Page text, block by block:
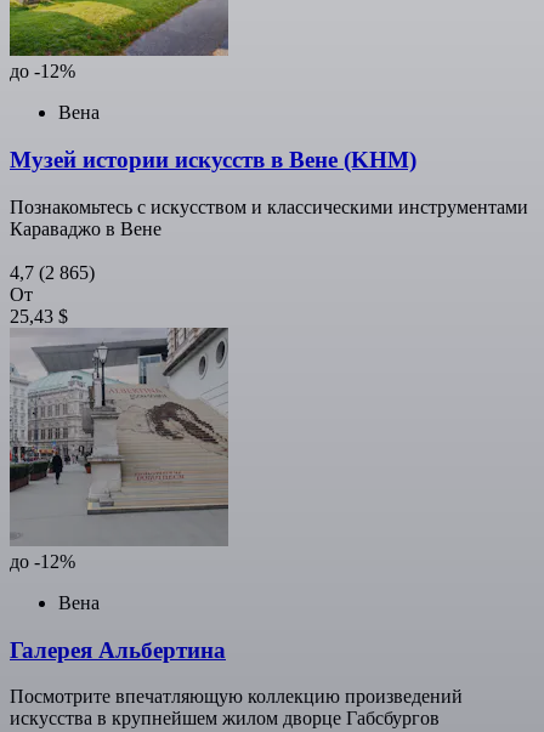
до -12%
Вена
Музей истории искусств в Вене (KHM)
Познакомьтесь с искусством и классическими инструментами
Караваджо в Вене
4,7 (2 865)
От
25,43 $
до -12%
Вена
Галерея Альбертина
Посмотрите впечатляющую коллекцию произведений
искусства в крупнейшем жилом дворце Габсбургов